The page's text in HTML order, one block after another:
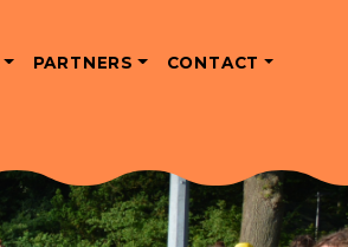
PARTNERS CONTACT